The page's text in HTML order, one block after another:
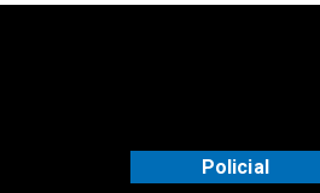
Policial